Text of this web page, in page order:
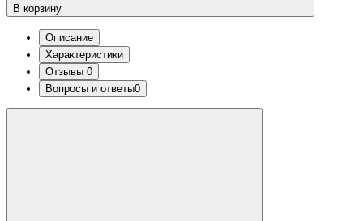
В корзину
Описание
Характеристики
Отзывы 0
Вопросы и ответы0